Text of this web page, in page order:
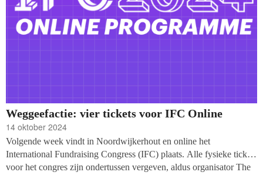
Weggeefactie: vier tickets voor IFC Online
14 oktober 2024
Volgende week vindt in Noordwijkerhout en online het
International Fundraising Congress (IFC) plaats. Alle fysieke tickets
voor het congres zijn ondertussen vergeven, aldus organisator The